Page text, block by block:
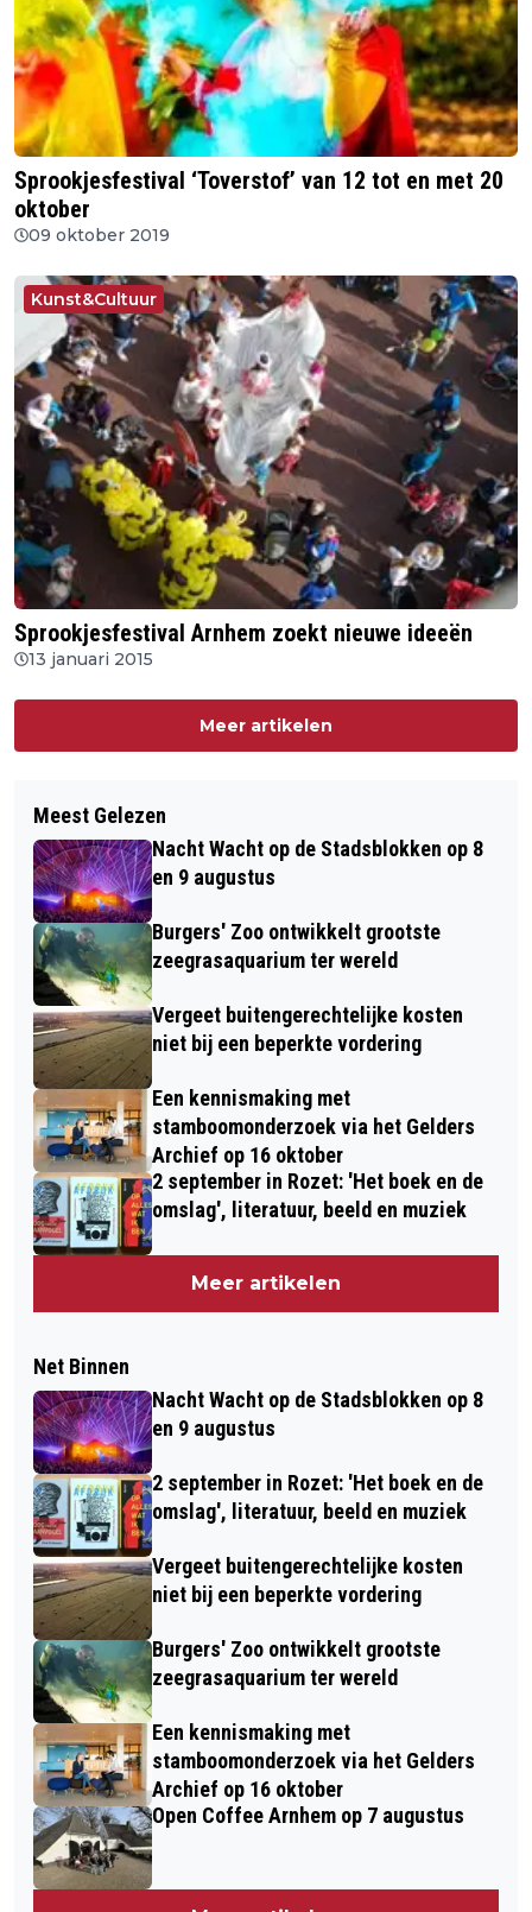
Sprookjesfestival ‘Toverstof’ van 12 tot en met 20
oktober
09 oktober 2019
Kunst&Cultuur
Sprookjesfestival Arnhem zoekt nieuwe ideeën
13 januari 2015
Meer artikelen
Meest Gelezen
Nacht Wacht op de Stadsblokken op 8
en 9 augustus
Burgers' Zoo ontwikkelt grootste
zeegrasaquarium ter wereld
Vergeet buitengerechtelijke kosten
niet bij een beperkte vordering
Een kennismaking met
stamboomonderzoek via het Gelders
Archief op 16 oktober
2 september in Rozet: 'Het boek en de
omslag', literatuur, beeld en muziek
Meer artikelen
Net Binnen
Nacht Wacht op de Stadsblokken op 8
en 9 augustus
2 september in Rozet: 'Het boek en de
omslag', literatuur, beeld en muziek
Vergeet buitengerechtelijke kosten
niet bij een beperkte vordering
Burgers' Zoo ontwikkelt grootste
zeegrasaquarium ter wereld
Een kennismaking met
stamboomonderzoek via het Gelders
Archief op 16 oktober
Open Coffee Arnhem op 7 augustus